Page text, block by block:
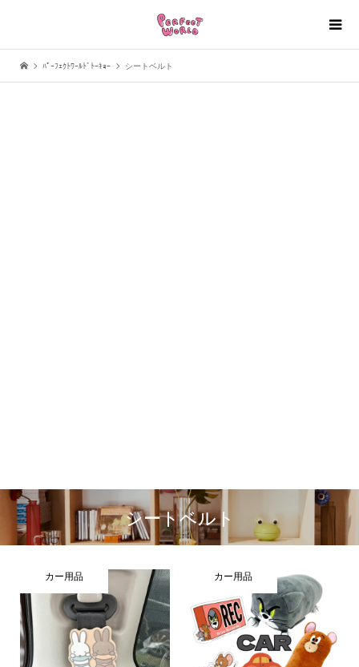
ﾊﾟｰﾌｪｸﾄﾜｰﾙﾄﾞﾄｰｷｮｰ シートベルト
シートベルト
カー用品 カー用品